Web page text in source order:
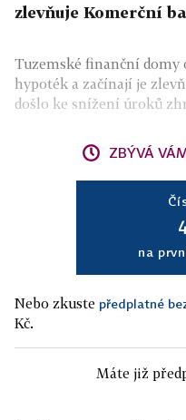
zlevňuje Komerční
Tuzemské finanční
hypoték a začínají je
došlo ke snížení úroků
ZBÝVÁ
na
Nebo zkuste předplatné
Kč.
Máte již